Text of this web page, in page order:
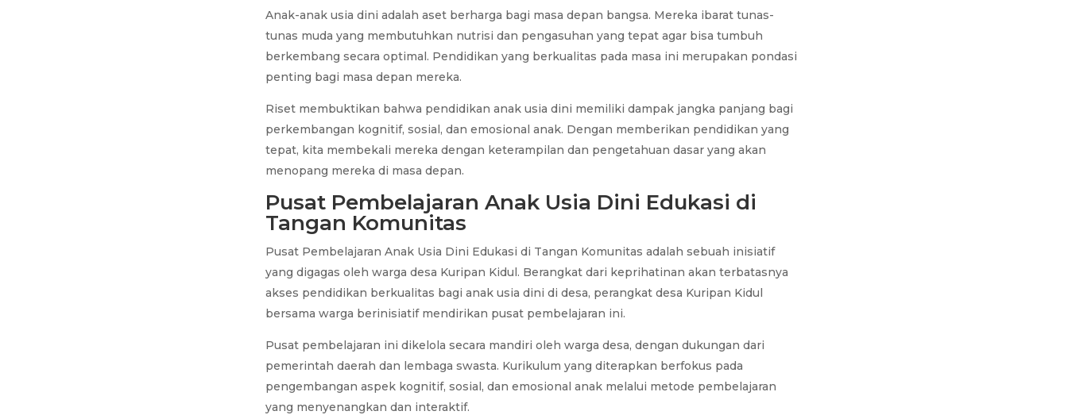
Anak-anak usia dini adalah aset berharga bagi masa depan bangsa. Mereka ibarat tunas-
tunas muda yang membutuhkan nutrisi dan pengasuhan yang tepat agar bisa tumbuh
berkembang secara optimal. Pendidikan yang berkualitas pada masa ini merupakan pondasi
penting bagi masa depan mereka.
Riset membuktikan bahwa pendidikan anak usia dini memiliki dampak jangka panjang bagi
perkembangan kognitif, sosial, dan emosional anak. Dengan memberikan pendidikan yang
tepat, kita membekali mereka dengan keterampilan dan pengetahuan dasar yang akan
menopang mereka di masa depan.
Pusat Pembelajaran Anak Usia Dini Edukasi di
Tangan Komunitas
Pusat Pembelajaran Anak Usia Dini Edukasi di Tangan Komunitas adalah sebuah inisiatif
yang digagas oleh warga desa Kuripan Kidul. Berangkat dari keprihatinan akan terbatasnya
akses pendidikan berkualitas bagi anak usia dini di desa, perangkat desa Kuripan Kidul
bersama warga berinisiatif mendirikan pusat pembelajaran ini.
Pusat pembelajaran ini dikelola secara mandiri oleh warga desa, dengan dukungan dari
pemerintah daerah dan lembaga swasta. Kurikulum yang diterapkan berfokus pada
pengembangan aspek kognitif, sosial, dan emosional anak melalui metode pembelajaran
yang menyenangkan dan interaktif.